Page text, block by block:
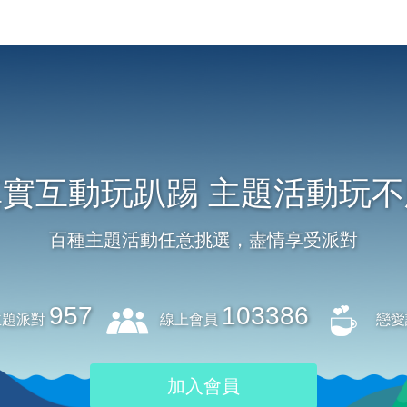
互動玩趴踢 主題活動玩
百種主題活動任意挑選，盡情享受派對
派對 957 線上會員 103386 戀
加入會員